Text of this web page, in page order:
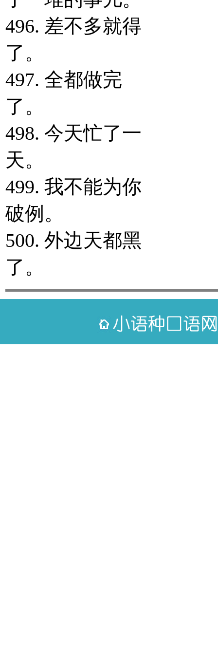
496. 差不多就得
了。
497. 全都做完
了。
498. 今天忙了一
天。
499. 我不能为你
破例。
500. 外边天都黑
了。